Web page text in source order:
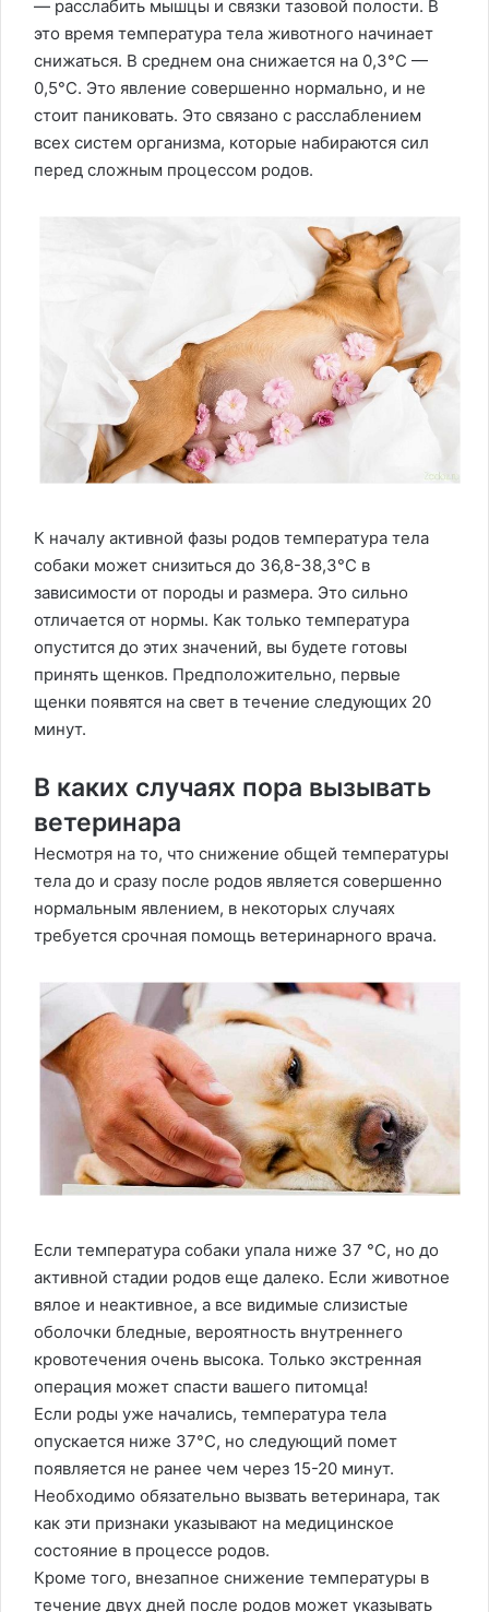
— расслабить мышцы и связки тазовой полости. В
это время температура тела животного начинает
снижаться. В среднем она снижается на 0,3°C —
0,5°C. Это явление совершенно нормально, и не
стоит паниковать. Это связано с расслаблением
всех систем организма, которые набираются сил
перед сложным процессом родов.
К началу активной фазы родов температура тела
собаки может снизиться до 36,8-38,3°C в
зависимости от породы и размера. Это сильно
отличается от нормы. Как только температура
опустится до этих значений, вы будете готовы
принять щенков. Предположительно, первые
щенки появятся на свет в течение следующих 20
минут.
В каких случаях пора вызывать
ветеринара
Несмотря на то, что снижение общей температуры
тела до и сразу после родов является совершенно
нормальным явлением, в некоторых случаях
требуется срочная помощь ветеринарного врача.
Если температура собаки упала ниже 37 °C, но до
активной стадии родов еще далеко. Если животное
вялое и неактивное, а все видимые слизистые
оболочки бледные, вероятность внутреннего
кровотечения очень высока. Только экстренная
операция может спасти вашего питомца!
Если роды уже начались, температура тела
опускается ниже 37°C, но следующий помет
появляется не ранее чем через 15-20 минут.
Необходимо обязательно вызвать ветеринара, так
как эти признаки указывают на медицинское
состояние в процессе родов.
Кроме того, внезапное снижение температуры в
течение двух дней после родов может указывать